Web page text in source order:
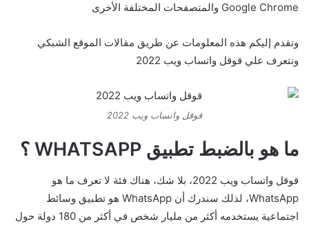
Google Chrome والمتصفحات المختلفة الأخرى
وتقدم إليكم هذه المعلومات عن طريق مقالات الموقع الشبكي
ونتعرف علي قوقل واتساب ويب 2022
قوقل واتساب ويب 2022
ما هو بالضبط تطبيق WHATSAPP ؟
قوقل واتساب ويب 2022، بلا شك، هناك فئة لا تعرف ما هو
WhatsApp، لذلك سندرك أن WhatsApp هو تطبيق وسائط
اجتماعية يستخدمه أكثر من مليار شخص في أكثر من 180 دولة حول